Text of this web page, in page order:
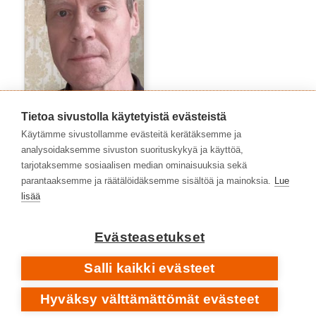
Tommi Viitamies
Tietoa sivustolla käytetyistä evästeistä
Käytämme sivustollamme evästeitä kerätäksemme ja
analysoidaksemme sivuston suorituskykyä ja käyttöä,
tarjotaksemme sosiaalisen median ominaisuuksia sekä
parantaaksemme ja räätälöidäksemme sisältöä ja mainoksia. Lue
lisää
Evästeasetukset
Salli kaikki evästeet
Hyväksy välttämättömät evästeet